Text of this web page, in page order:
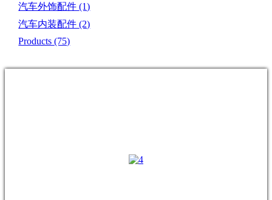
汽车外饰配件(1)
汽车内装配件(2)
Products(75)